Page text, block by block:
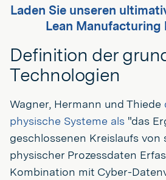
Laden Sie unseren
Lean Manufacturing
Definition der
Technologien
Wagner, Hermann und Thiede
physische Systeme als "das
geschlossenen Kreislaufs von
physischer Prozessdaten
Kombination mit Cyber-